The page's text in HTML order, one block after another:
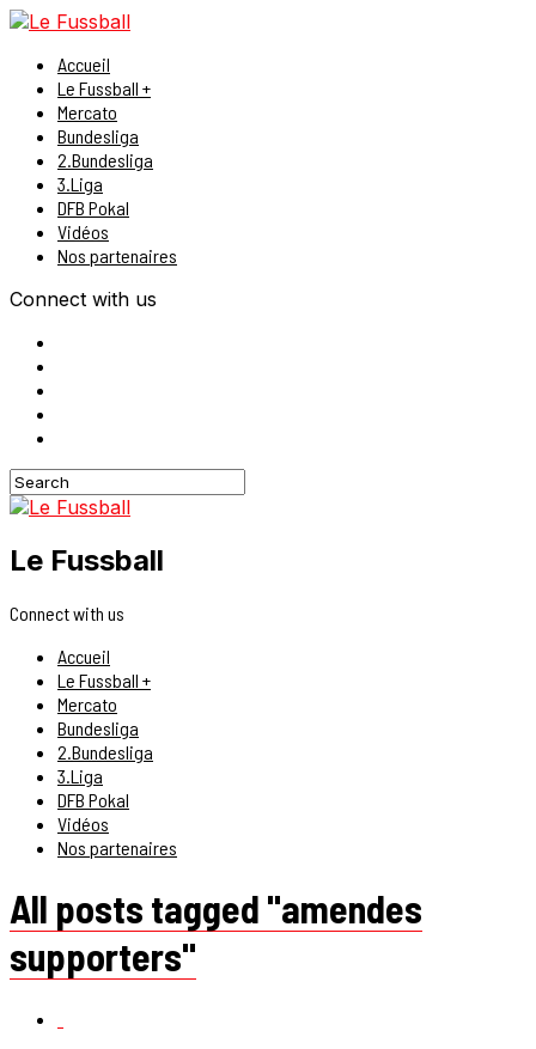
Accueil
Le Fussball +
Mercato
Bundesliga
2.Bundesliga
3.Liga
DFB Pokal
Vidéos
Nos partenaires
Connect with us
Le Fussball
Connect with us
Accueil
Le Fussball +
Mercato
Bundesliga
2.Bundesliga
3.Liga
DFB Pokal
Vidéos
Nos partenaires
All posts tagged "amendes
supporters"